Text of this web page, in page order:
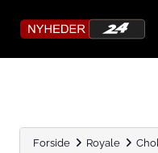
Forside Royale